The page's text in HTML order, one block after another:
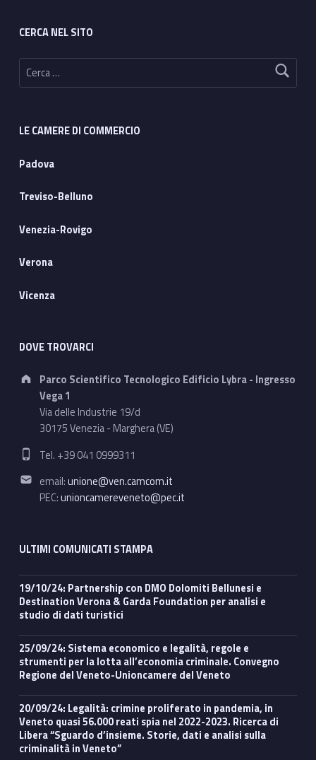
CERCA NEL SITO
Ricerca per:
LE CAMERE DI COMMERCIO
Padova
Treviso-Belluno
Venezia-Rovigo
Verona
Vicenza
DOVE TROVARCI
Address:
Parco Scientifico Tecnologico Edificio Lybra - Ingresso
Vega 1
Via delle Industrie 19/d
30175 Venezia - Marghera (VE)
Phone number:
Tel. +39 041 0999311
Email address:
email:unione@ven.camcom.it
PEC:unioncamereveneto@pec.it
ULTIMI COMUNICATI STAMPA
19/10/24: Partnership con DMO Dolomiti Bellunesi e
Destination Verona & Garda Foundation per analisi e
studio di dati turistici
25/09/24: Sistema economico e legalità, regole e
strumenti per la lotta all’economia criminale. Convegno
Regione del Veneto-Unioncamere del Veneto
20/09/24: Legalità: crimine proliferato in pandemia, in
Veneto quasi 56.000 reati spia nel 2022-2023. Ricerca di
Libera “Sguardo d’insieme. Storie, dati e analisi sulla
criminalità in Veneto”